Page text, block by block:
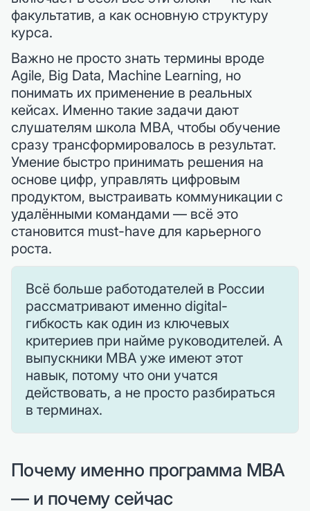
факультатив, а как основную структуру
курса.
Важно не просто знать термины вроде
Agile, Big Data, Machine Learning, но
понимать их применение в реальных
кейсах. Именно такие задачи дают
слушателям школа MBA, чтобы обучение
сразу трансформировалось в результат.
Умение быстро принимать решения на
основе цифр, управлять цифровым
продуктом, выстраивать коммуникации с
удалёнными командами — всё это
становится must-have для карьерного
роста.
Всё больше работодателей в России
рассматривают именно digital-
гибкость как один из ключевых
критериев при найме руководителей. А
выпускники MBA уже имеют этот
навык, потому что они учатся
действовать, а не просто разбираться
в терминах.
Почему именно программа MBA
— и почему сейчас